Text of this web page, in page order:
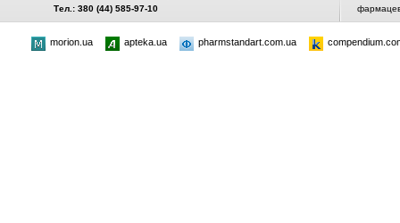
Тел.: 380 (44) 585-97-10
morion.ua apteka.ua pharmstandart.com.ua